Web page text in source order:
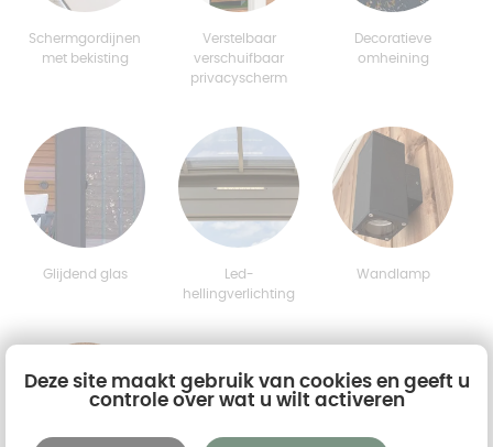
Schermgordijnen
met bekisting
Verstelbaar
verschuifbaar
privacyscherm
Decoratieve
omheining
Glijdend glas
Led-
hellingverlichting
Wandlamp
Deze site maakt gebruik van cookies en geeft u
controle over wat u wilt activeren